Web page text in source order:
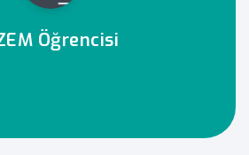
Öğrencisi